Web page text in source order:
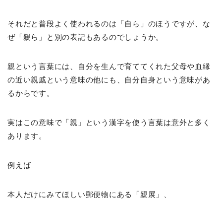
それだと普段よく使われるのは「自ら」のほうですが、な
ぜ「親ら」と別の表記もあるのでしょうか。
親という言葉には、自分を生んで育ててくれた父母や血縁
の近い親戚という意味の他にも、自分自身という意味があ
るからです。
実はこの意味で「親」という漢字を使う言葉は意外と多く
あります。
例えば
本人だけにみてほしい郵便物にある「親展」、